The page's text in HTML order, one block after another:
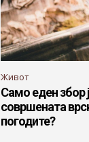
Живот
Само еден збор
совршената
погодите?